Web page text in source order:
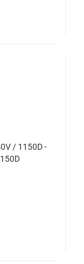
/ 1150D -